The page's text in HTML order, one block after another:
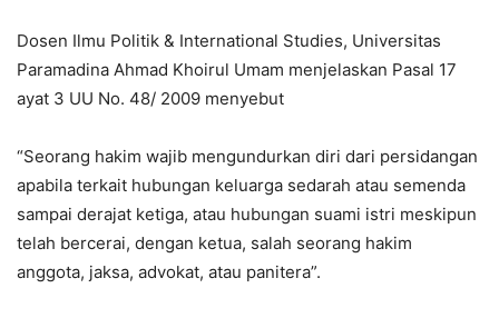
Dosen Ilmu Politik & International Studies, Universitas
Paramadina Ahmad Khoirul Umam menjelaskan Pasal 17
ayat 3 UU No. 48/ 2009 menyebut
“Seorang hakim wajib mengundurkan diri dari persidangan
apabila terkait hubungan keluarga sedarah atau semenda
sampai derajat ketiga, atau hubungan suami istri meskipun
telah bercerai, dengan ketua, salah seorang hakim
anggota, jaksa, advokat, atau panitera”.